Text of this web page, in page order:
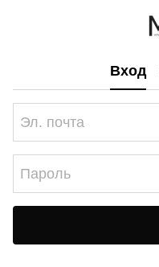
Вход